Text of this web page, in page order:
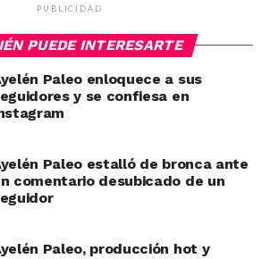
PUBLICIDAD
PUEDE INTERESARTE
Paleo enloquece a sus
y se confiesa en
Paleo estalló de bronca ante
comentario desubicado de un
Paleo, producción hot y